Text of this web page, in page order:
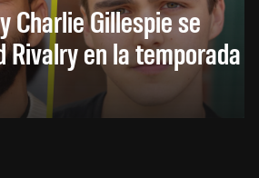
Charlie Gillespie se
Rivalry en la temporada